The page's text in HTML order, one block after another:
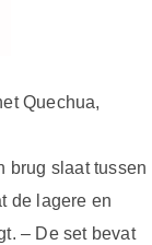
Quechua,
brug slaat tussen
de lagere en
– De set bevat